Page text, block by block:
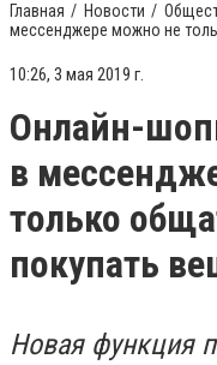
Главная Новости
мессенджере можно не
10:26, 3 мая 2019 г.
Онлайн-
в
только
покупать
Новая функция